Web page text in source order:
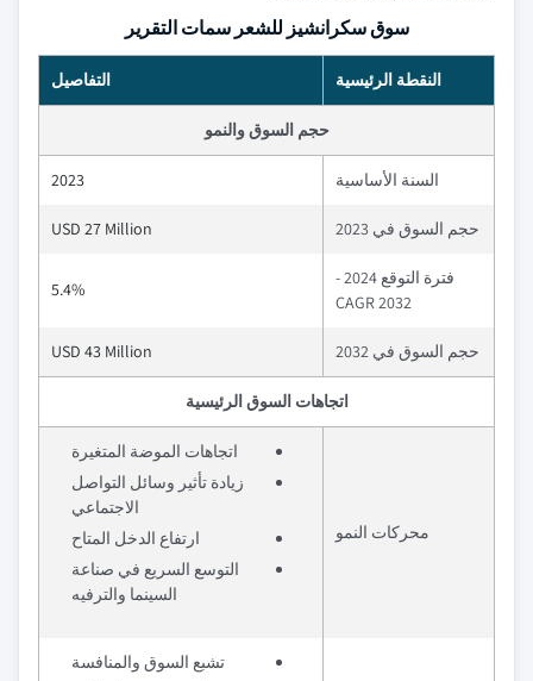
سوق سكرانشيز للشعر سمات التقرير
النقطة الرئيسية التفاصيل
حجم السوق والنمو
السنة الأساسية 2023
حجم السوق في 2023 USD 27 Million
فترة التوقع 2024 -
2032 CAGR
5.4%
حجم السوق في 2032 USD 43 Million
اتجاهات السوق الرئيسية
محركات النمو
اتجاهات الموضة المتغيرة
زيادة تأثير وسائل التواصل
الاجتماعي
ارتفاع الدخل المتاح
التوسع السريع في صناعة
السينما والترفيه
تشبع السوق والمنافسة